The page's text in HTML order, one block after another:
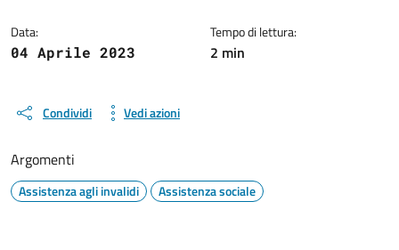
Data:
04 Aprile 2023
Tempo di lettura:
2 min
Condividi Vedi azioni
Argomenti
Assistenza agli invalidi Assistenza sociale